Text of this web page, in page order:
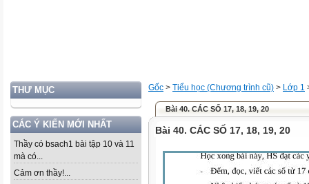
THƯ MỤC
CÁC Ý KIẾN MỚI NHẤT
Thầy có bsach1 bài tập 10 và 11
mà có...
Cảm ơn thầy!...
Gốc > Tiểu học (Chương trình cũ) > Lớp 1
Bài 40. CÁC SỐ 17, 18, 19, 20
Bài 40. CÁC SỐ 17, 18, 19, 20